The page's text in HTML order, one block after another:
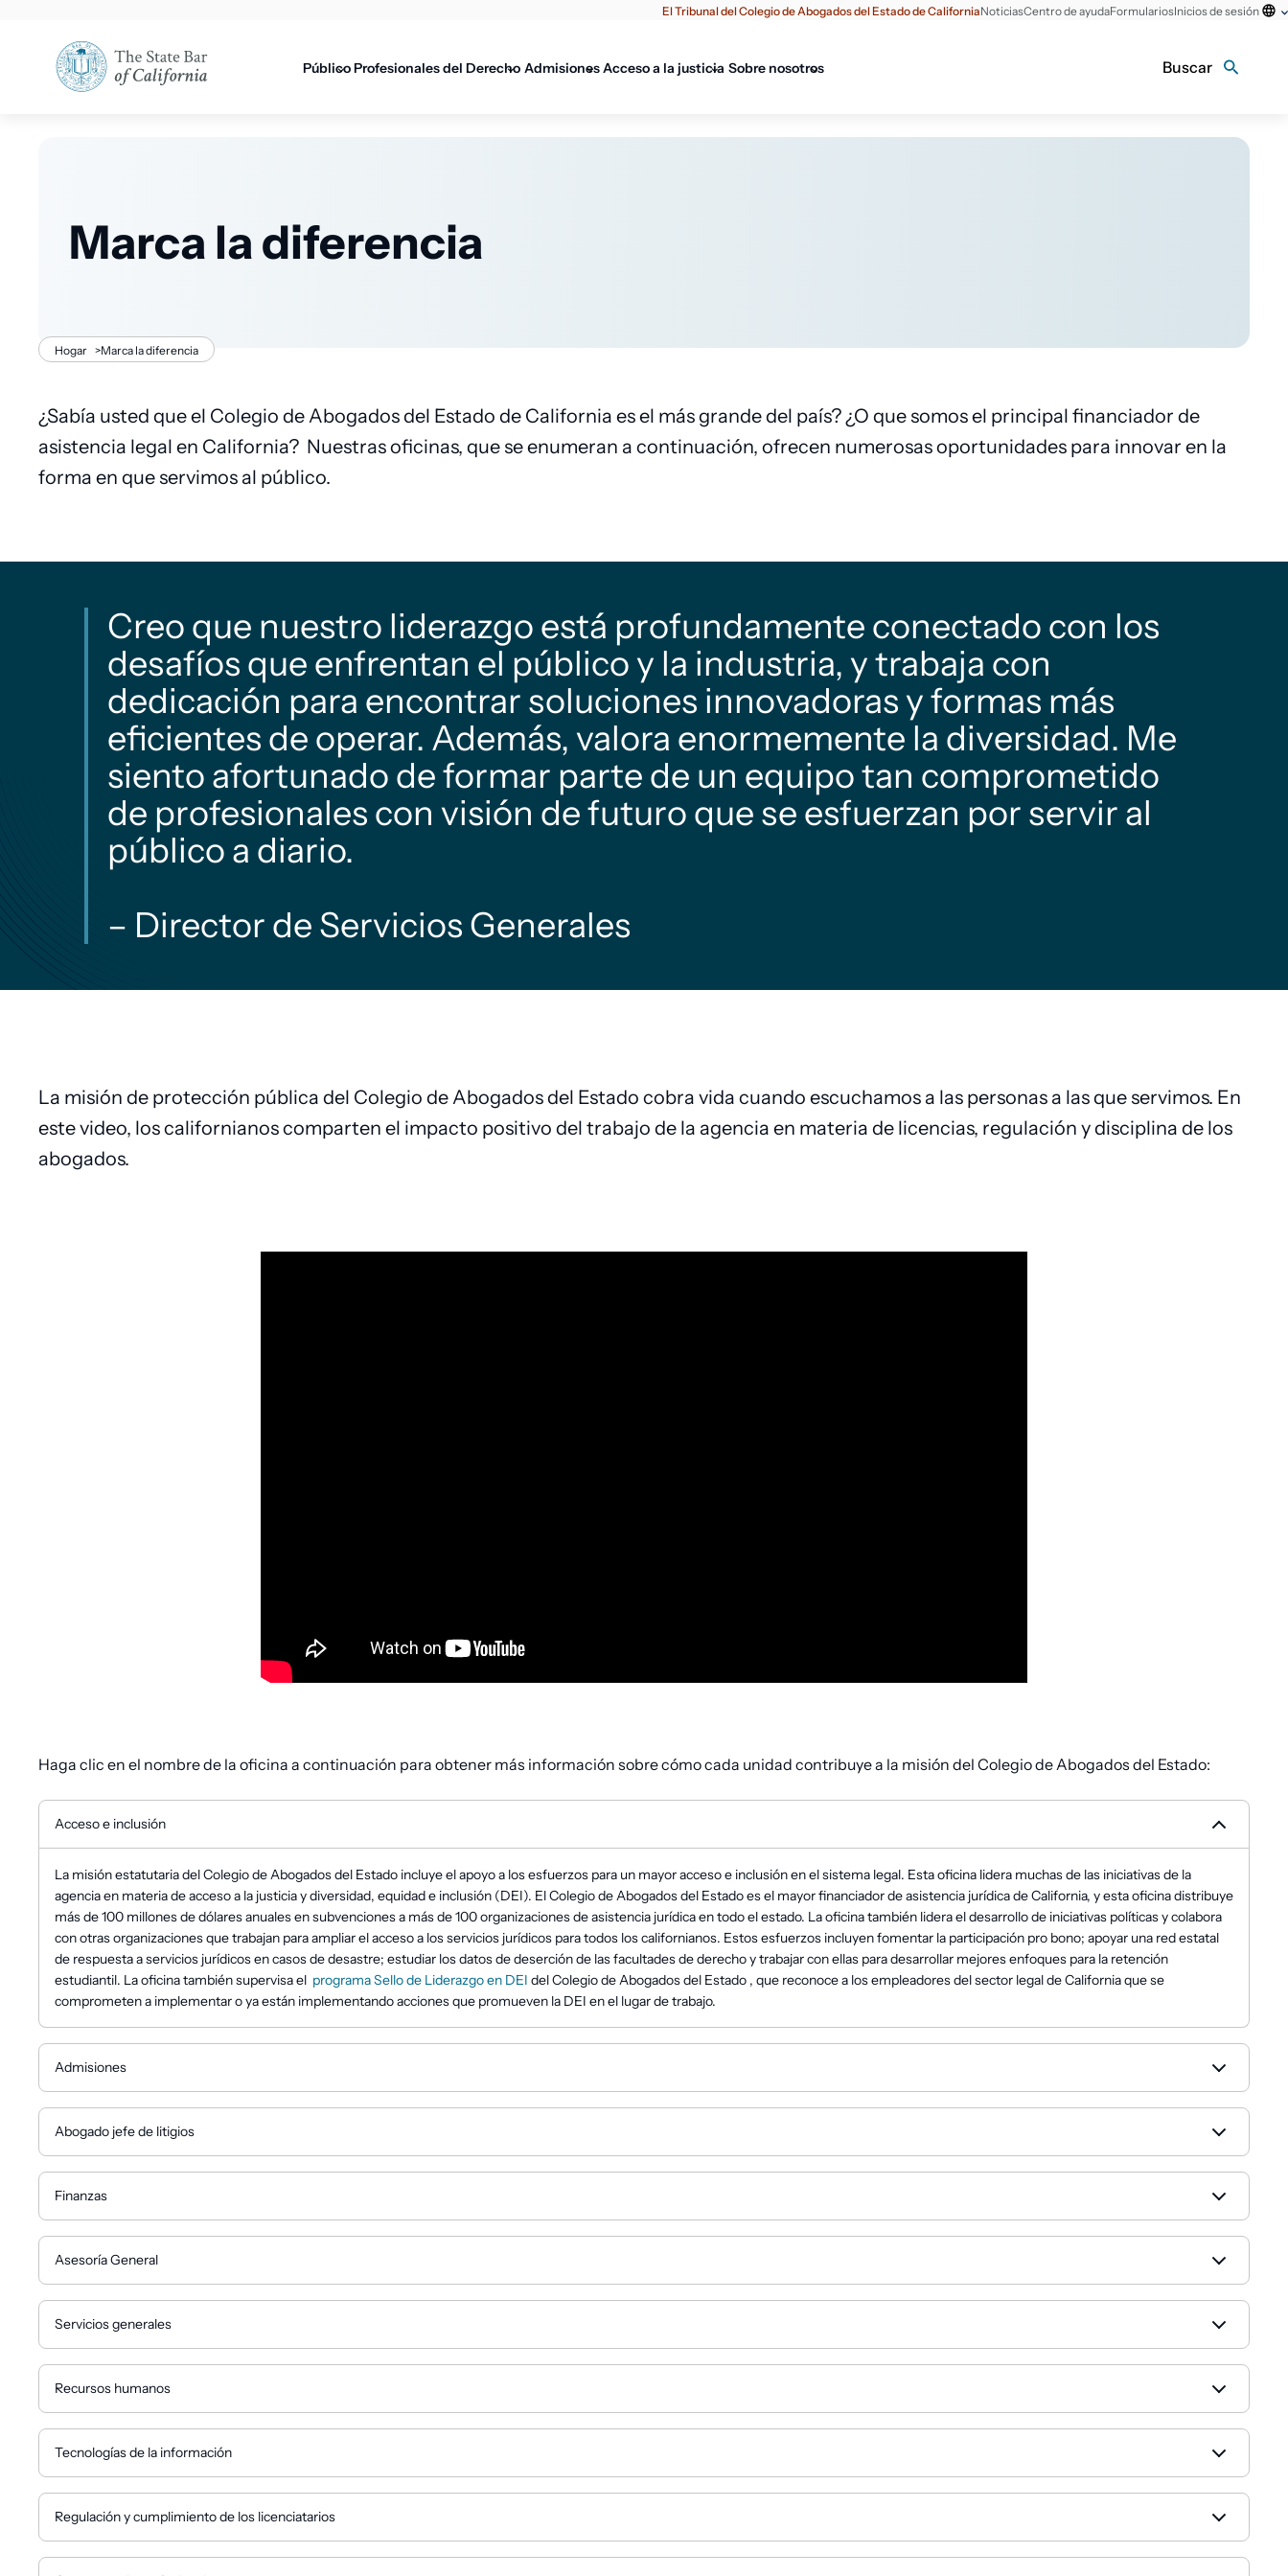
El Tribunal del Colegio de Abogados del Estado de CaliforniaNoticiasCentro de ayudaFormulariosInicios de sesión
PúblicoProfesionales del Derecho AdmisionesAcceso a la justicia Sobre nosotros Buscar
Marca la diferencia
Migaja
de
pan
Hogar >Marca la diferencia
¿Sabía usted que el Colegio de Abogados del Estado de California es el más grande del país? ¿O que somos el principal financiador de
asistencia legal en California? Nuestras oficinas, que se enumeran a continuación, ofrecen numerosas oportunidades para innovar en la
forma en que servimos al público.
Creo que nuestro liderazgo está profundamente conectado con los
desafíos que enfrentan el público y la industria, y trabaja con
dedicación para encontrar soluciones innovadoras y formas más
eficientes de operar. Además, valora enormemente la diversidad. Me
siento afortunado de formar parte de un equipo tan comprometido
de profesionales con visión de futuro que se esfuerzan por servir al
público a diario.
– Director de Servicios Generales
La misión de protección pública del Colegio de Abogados del Estado cobra vida cuando escuchamos a las personas a las que servimos. En
este video, los californianos comparten el impacto positivo del trabajo de la agencia en materia de licencias, regulación y disciplina de los
abogados.
Haga clic en el nombre de la oficina a continuación para obtener más información sobre cómo cada unidad contribuye a la misión del Colegio de Abogados del Estado:
Acceso e inclusión
La misión estatutaria del Colegio de Abogados del Estado incluye el apoyo a los esfuerzos para un mayor acceso e inclusión en el sistema legal. Esta oficina lidera muchas de las iniciativas de la
agencia en materia de acceso a la justicia y diversidad, equidad e inclusión (DEI). El Colegio de Abogados del Estado es el mayor financiador de asistencia jurídica de California, y esta oficina distribuye
más de 100 millones de dólares anuales en subvenciones a más de 100 organizaciones de asistencia jurídica en todo el estado. La oficina también lidera el desarrollo de iniciativas políticas y colabora
con otras organizaciones que trabajan para ampliar el acceso a los servicios jurídicos para todos los californianos. Estos esfuerzos incluyen fomentar la participación pro bono; apoyar una red estatal
de respuesta a servicios jurídicos en casos de desastre; estudiar los datos de deserción de las facultades de derecho y trabajar con ellas para desarrollar mejores enfoques para la retención
estudiantil. La oficina también supervisa el programa Sello de Liderazgo en DEI del Colegio de Abogados del Estado , que reconoce a los empleadores del sector legal de California que se
comprometen a implementar o ya están implementando acciones que promueven la DEI en el lugar de trabajo.
Admisiones
Abogado jefe de litigios
Finanzas
Asesoría General
Servicios generales
Recursos humanos
Tecnologías de la información
Regulación y cumplimiento de los licenciatarios